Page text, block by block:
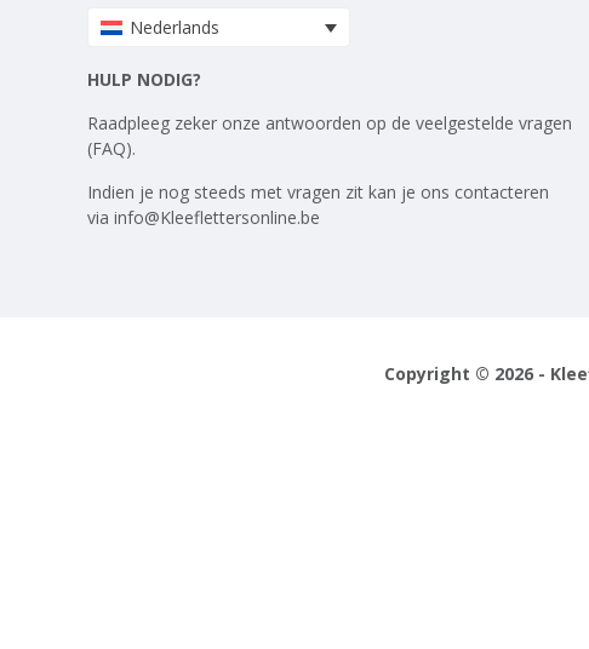
Nederlands
HULP NODIG?
Raadpleeg zeker onze antwoorden op de veelgestelde vragen
(FAQ).
Indien je nog steeds met vragen zit kan je ons contacteren
via info@Kleeflettersonline.be
Copyright © 2026 -